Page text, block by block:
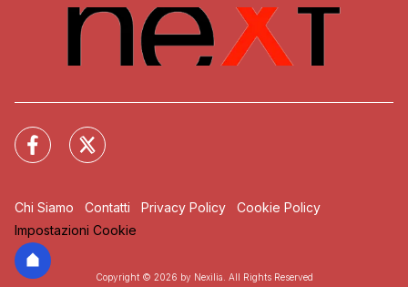
Chi Siamo Contatti Privacy Policy
Cookie Policy
Impostazioni Cookie
Copyright © 2026 by Nexilia. All Rights Reserved